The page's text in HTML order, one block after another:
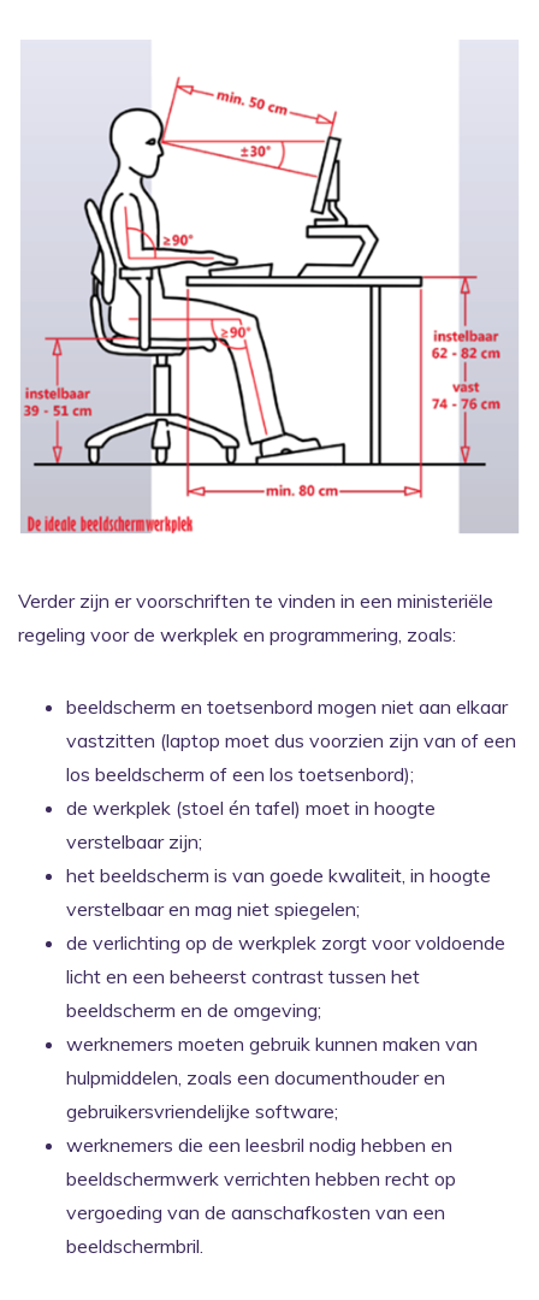
Verder zijn er voorschriften te vinden in een ministeriële
regeling voor de werkplek en programmering, zoals:
beeldscherm en toetsenbord mogen niet aan elkaar
vastzitten (laptop moet dus voorzien zijn van of een
los beeldscherm of een los toetsenbord);
de werkplek (stoel én tafel) moet in hoogte
verstelbaar zijn;
het beeldscherm is van goede kwaliteit, in hoogte
verstelbaar en mag niet spiegelen;
de verlichting op de werkplek zorgt voor voldoende
licht en een beheerst contrast tussen het
beeldscherm en de omgeving;
werknemers moeten gebruik kunnen maken van
hulpmiddelen, zoals een documenthouder en
gebruikersvriendelijke software;
werknemers die een leesbril nodig hebben en
beeldschermwerk verrichten hebben recht op
vergoeding van de aanschafkosten van een
beeldschermbril.